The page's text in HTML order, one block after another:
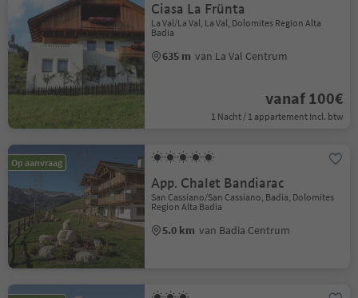
Ciasa La Frünta
La Val/La Val, La Val, Dolomites Region Alta
Badia
635 m van La Val Centrum
vanaf 100€
1 Nacht / 1 appartement Incl. btw
Op aanvraag
App. Chalet Bandiarac
San Cassiano/San Cassiano, Badia, Dolomites
Region Alta Badia
5.0 km van Badia Centrum